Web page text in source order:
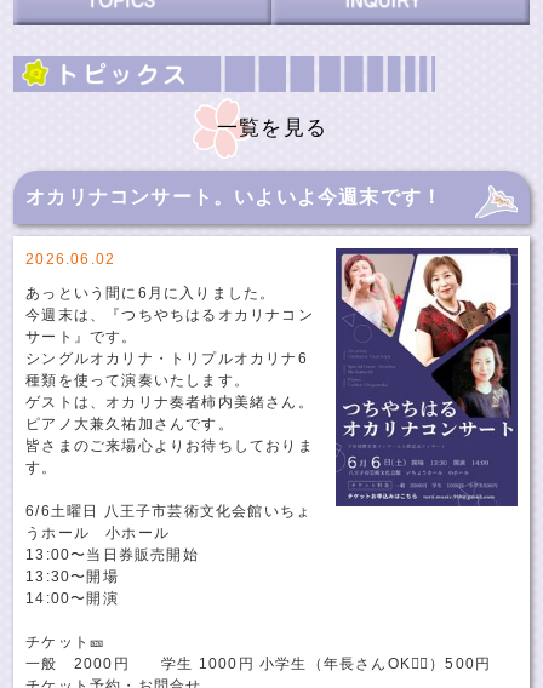
一覧を見る
オカリナコンサート。いよいよ今週末です！
2026.06.02
あっという間に6月に入りました。
今週末は、『つちやちはるオカリナコン
サート』です。
シングルオカリナ・トリプルオカリナ6
種類を使って演奏いたします。
ゲストは、オカリナ奏者柿内美緒さん。
ピアノ大兼久祐加さんです。
皆さまのご来場心よりお待ちしておりま
す。
6/6土曜日 八王子市芸術文化会館いちょ
うホール 小ホール
13:00〜当日券販売開始
13:30〜開場
14:00〜開演
チケット🎫
一般 2000円 学生 1000円 小学生（年長さんOK🙆‍♀️）500円